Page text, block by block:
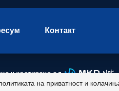
Контакт
и хостирано од
на приватност и